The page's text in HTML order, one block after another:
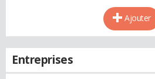
Ajouter
Entreprises